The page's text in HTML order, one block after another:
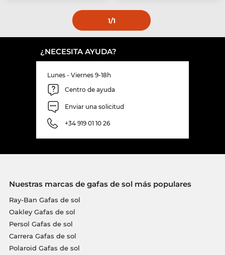
1/1
¿NECESITA AYUDA?
Lunes - Viernes 9-18h
Centro de ayuda
Enviar una solicitud
+34 919 01 10 26
Nuestras marcas de gafas de sol más populares
Ray-Ban Gafas de sol
Oakley Gafas de sol
Persol Gafas de sol
Carrera Gafas de sol
Polaroid Gafas de sol